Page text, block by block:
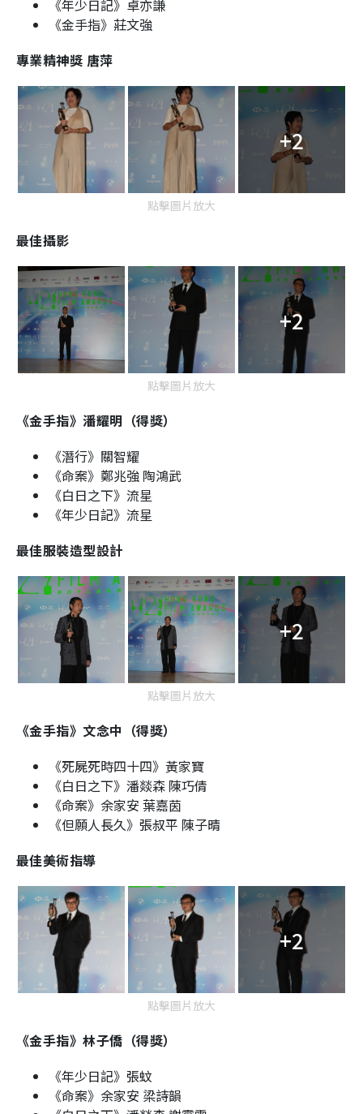
《年少日記》卓亦謙
《金手指》莊文強
專業精神獎 唐萍
+2
點擊圖片放大
最佳攝影
+2
點擊圖片放大
《金手指》潘耀明（得獎）
《潛行》關智耀
《命案》鄭兆強 陶鴻武
《白日之下》流星
《年少日記》流星
最佳服裝造型設計
+2
點擊圖片放大
《金手指》文念中（得獎）
《死屍死時四十四》黃家寶
《白日之下》潘燚森 陳巧倩
《命案》余家安 葉嘉茵
《但願人長久》張叔平 陳子晴
最佳美術指導
+2
點擊圖片放大
《金手指》林子僑（得獎）
《年少日記》張蚊
《命案》余家安 梁詩韻